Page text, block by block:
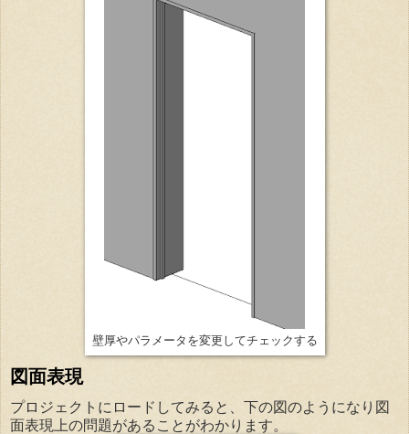
壁厚やパラメータを変更してチェックする
図面表現
プロジェクトにロードしてみると、下の図のようになり図
面表現上の問題があることがわかります。